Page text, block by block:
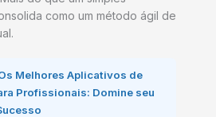
como um método ágil de
Melhores Aplicativos de
Profissionais: Domine seu